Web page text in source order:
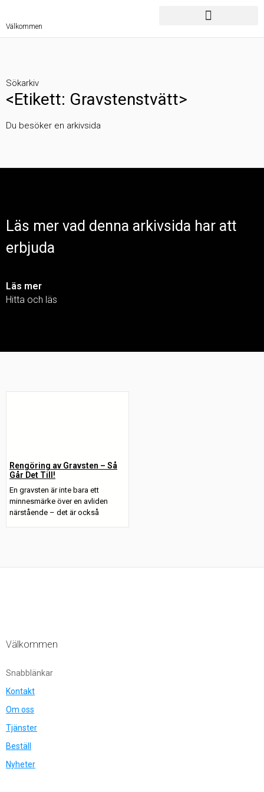
Välkommen
Sökarkiv
<Etikett: Gravstenstvätt>
Du besöker en arkivsida
Läs mer vad denna arkivsida har att
erbjuda
Läs mer
Hitta och läs
Rengöring av Gravsten – Så
Går Det Till!
En gravsten är inte bara ett
minnesmärke över en avliden
närstående – det är också
Välkommen
Snabblänkar
Kontakt
Om oss
Tjänster
Beställ
Nyheter